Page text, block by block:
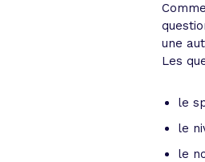
une
Les
le
le
le